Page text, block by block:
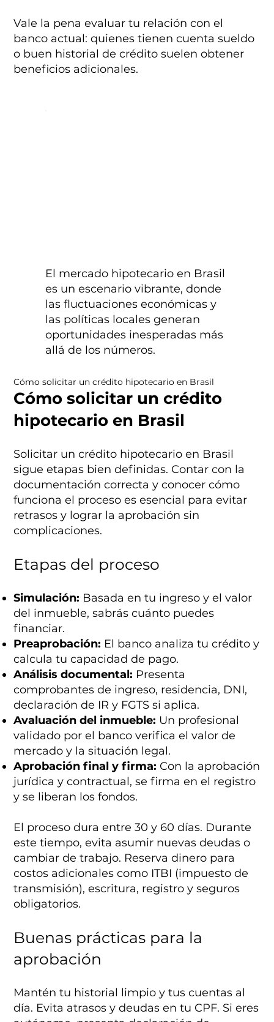
Cómo solicitar un crédito hipotecario en Brasil
Cómo solicitar un crédito
hipotecario en Brasil
Solicitar un crédito hipotecario en Brasil
sigue etapas bien definidas. Contar con la
documentación correcta y conocer cómo
funciona el proceso es esencial para evitar
retrasos y lograr la aprobación sin
complicaciones.
Etapas del proceso
Simulación: Basada en tu ingreso y el valor
del inmueble, sabrás cuánto puedes
financiar.
Preaprobación: El banco analiza tu crédito y
calcula tu capacidad de pago.
Análisis documental: Presenta
comprobantes de ingreso, residencia, DNI,
declaración de IR y FGTS si aplica.
Avaluación del inmueble: Un profesional
validado por el banco verifica el valor de
mercado y la situación legal.
Aprobación final y firma: Con la aprobación
jurídica y contractual, se firma en el registro
y se liberan los fondos.
El proceso dura entre 30 y 60 días. Durante
este tiempo, evita asumir nuevas deudas o
cambiar de trabajo. Reserva dinero para
costos adicionales como ITBI (impuesto de
transmisión), escritura, registro y seguros
obligatorios.
Buenas prácticas para la
aprobación
Mantén tu historial limpio y tus cuentas al
día. Evita atrasos y deudas en tu CPF. Si eres
El mercado hipotecario en Brasil
es un escenario vibrante, donde
las fluctuaciones económicas y
las políticas locales generan
oportunidades inesperadas más
allá de los números.
Vale la pena evaluar tu relación con el
banco actual: quienes tienen cuenta sueldo
o buen historial de crédito suelen obtener
beneficios adicionales.